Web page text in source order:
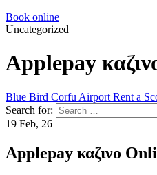
Book online
Uncategorized
Applepay
Blue Bird Corfu Airport Rent a
Search for:
19 Feb, 26
Applepay καζινο